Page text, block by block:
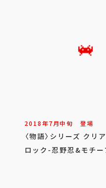
2018年7月中旬 登場
〈物語〉シリーズ クリ
ロック-忍野忍&モチー